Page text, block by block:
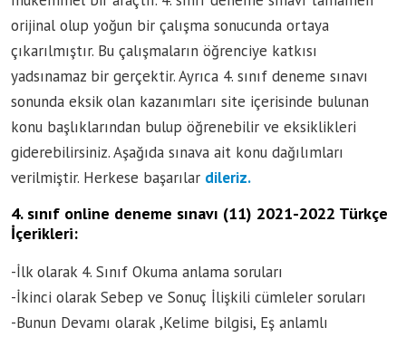
orijinal olup yoğun bir çalışma sonucunda ortaya
çıkarılmıştır. Bu çalışmaların öğrenciye katkısı
yadsınamaz bir gerçektir. Ayrıca 4. sınıf deneme sınavı
sonunda eksik olan kazanımları site içerisinde bulunan
konu başlıklarından bulup öğrenebilir ve eksiklikleri
giderebilirsiniz. Aşağıda sınava ait konu dağılımları
verilmiştir. Herkese başarılar dileriz.
4. sınıf online deneme sınavı (11) 2021-2022 Türkçe
İçerikleri:
-İlk olarak 4. Sınıf Okuma anlama soruları
-İkinci olarak Sebep ve Sonuç İlişkili cümleler soruları
-Bunun Devamı olarak ,Kelime bilgisi, Eş anlamlı